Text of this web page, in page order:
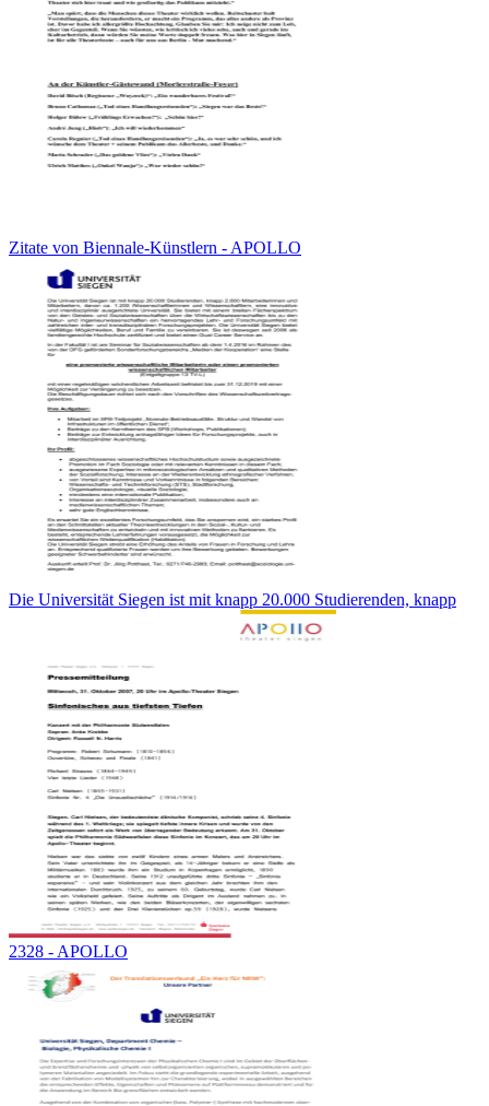
Zitate von Biennale-Künstlern - APOLLO
Die Universität Siegen ist mit knapp 20.000 Studierenden, knapp
2328 - APOLLO